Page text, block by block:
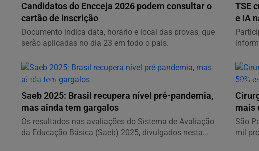
Candidatos do Encceja 2026 podem consultar o
cartão de inscrição
Documento indica data, horário e local das provas, que
serão aplicadas no dia 23 em todo o país.
TSE
e IA
EDUCAÇÃO
Saeb 2025: Brasil recupera nível pré-pandemia,
mas ainda tem gargalos
Os resultados nas avaliações do Sistema de Avaliação
da Educação Básica (Saeb) 2025, divulgados nesta...
SAÚDE
mais
São
mil